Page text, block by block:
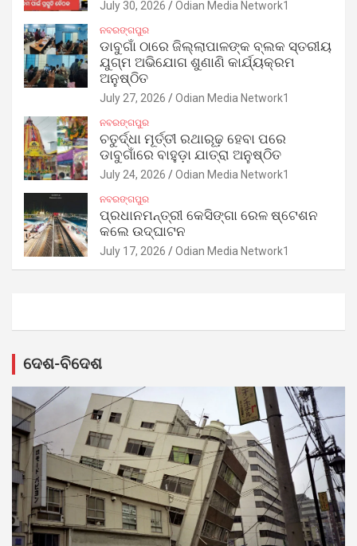
July 30, 2026 Odian Media Network1
ନବରଙ୍ଗପୁର
ଡାବୁଗାଁ ଠାରେ ଜିଲ୍ଲାପାଳଙ୍କ ବ୍ଲକ ସ୍ତରୀୟ
ଯୁଗ୍ମ ଅଭିଯୋଗ ଶୁଣାଣି କାର୍ଯ୍ୟକ୍ରମ
ଅନୁଷ୍ଠିତ
July 27, 2026 Odian Media Network1
ନବରଙ୍ଗପୁର
ଚତୁର୍ଦ୍ଧା ମୂର୍ତ୍ତୀ ରଥାରୂଢ଼ ହେବା ପରେ
ଡାବୁଗାଁରେ ବାହୁଡ଼ା ଯାତ୍ରା ଅନୁଷ୍ଠିତ
July 24, 2026 Odian Media Network1
ନବରଙ୍ଗପୁର
ପ୍ରଧାନମନ୍ତ୍ରୀ କେସିଙ୍ଗା ରେଳ ଷ୍ଟେଶନ
କଲେ ଉଦ୍‌ଘାଟନ
July 17, 2026 Odian Media Network1
ଦେଶ-ବିଦେଶ